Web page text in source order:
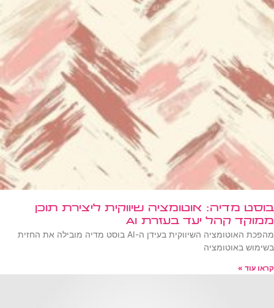
בוסט מדיה: אוטומציה שיווקית ליצירת תוכן
ממוקד קהל יעד בעזרת AI
מהפכת האוטומציה השיווקית בעידן ה-AI בוסט מדיה מובילה את החזית
בשימוש באוטומציה
קראו עוד »